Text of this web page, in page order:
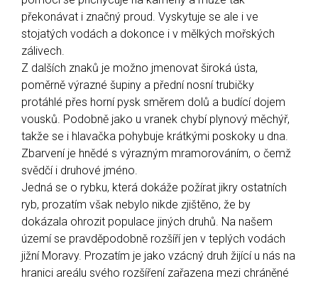
překonávat i značný proud. Vyskytuje se ale i ve
stojatých vodách a dokonce i v mělkých mořských
zálivech.
Z dalších znaků je možno jmenovat široká ústa,
poměrně výrazné šupiny a přední nosní trubičky
protáhlé přes horní pysk směrem dolů a budící dojem
vousků. Podobně jako u vranek chybí plynový měchýř,
takže se i hlavačka pohybuje krátkými poskoky u dna.
Zbarvení je hnědé s výrazným mramorováním, o čemž
svědčí i druhové jméno.
Jedná se o rybku, která dokáže požírat jikry ostatních
ryb, prozatím však nebylo nikde zjištěno, že by
dokázala ohrozit populace jiných druhů. Na našem
území se pravděpodobně rozšíří jen v teplých vodách
jižní Moravy. Prozatím je jako vzácný druh žijící u nás na
hranici areálu svého rozšíření zařazena mezi chráněné